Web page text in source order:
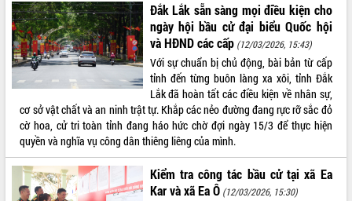
Đắk Lắk sẵn sàng mọi điều kiện cho
ngày hội bầu cử đại biểu Quốc hội
và HĐND các cấp (12/03/2026, 15:43)
Với sự chuẩn bị chủ động, bài bản từ cấp
tỉnh đến từng buôn làng xa xôi, tỉnh Đắk
Lắk đã hoàn tất các điều kiện về nhân sự,
cơ sở vật chất và an ninh trật tự. Khắp các nẻo đường đang rực rỡ sắc đỏ
cờ hoa, cử tri toàn tỉnh đang háo hức chờ đợi ngày 15/3 để thực hiện
quyền và nghĩa vụ công dân thiêng liêng của mình.
Kiểm tra công tác bầu cử tại xã Ea
Kar và xã Ea Ô (12/03/2026, 15:30)